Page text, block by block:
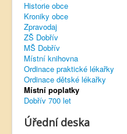
Sokol Dobřív
Ubytování
Obec Pavlovsko
Virtuální prohlídka
Historie obce
Kroniky obce
Zpravodaj
ZŠ Dobřív
MŠ Dobřív
Místní knihovna
Ordinace praktické lékařky
Ordinace dětské lékařky
Místní poplatky
Dobřív 700 let
Úřední deska